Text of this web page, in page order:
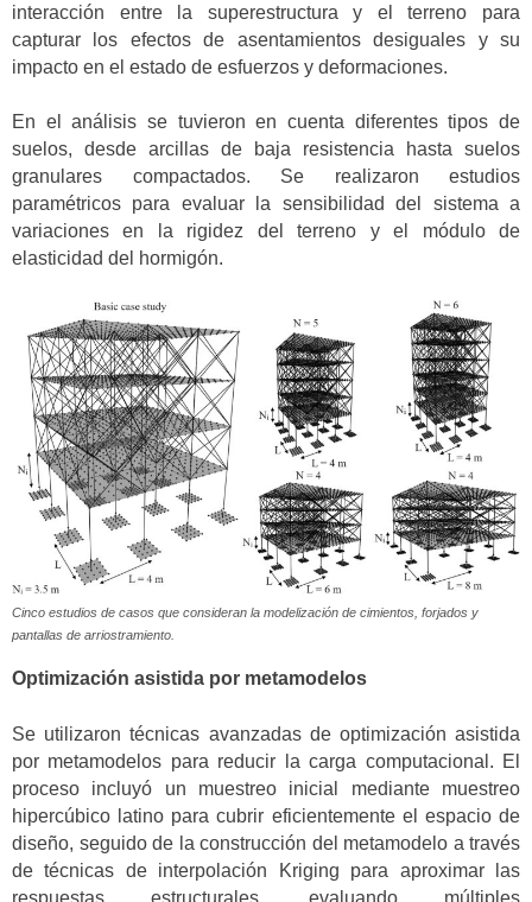
interacción entre la superestructura y el terreno para
capturar los efectos de asentamientos desiguales y su
impacto en el estado de esfuerzos y deformaciones.
En el análisis se tuvieron en cuenta diferentes tipos de
suelos, desde arcillas de baja resistencia hasta suelos
granulares compactados. Se realizaron estudios
paramétricos para evaluar la sensibilidad del sistema a
variaciones en la rigidez del terreno y el módulo de
elasticidad del hormigón.
Cinco estudios de casos que consideran la modelización de cimientos, forjados y
pantallas de arriostramiento.
Optimización asistida por metamodelos
Se utilizaron técnicas avanzadas de optimización asistida
por metamodelos para reducir la carga computacional. El
proceso incluyó un muestreo inicial mediante muestreo
hipercúbico latino para cubrir eficientemente el espacio de
diseño, seguido de la construcción del metamodelo a través
de técnicas de interpolación Kriging para aproximar las
respuestas estructurales, evaluando múltiples